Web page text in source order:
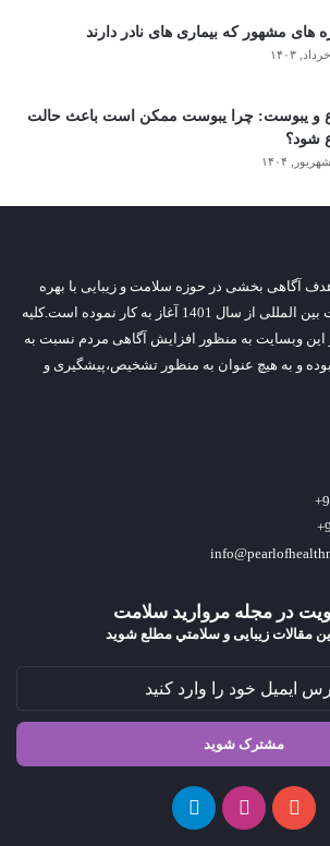
های مشهور که بیماری های نادر دارند
و یبوست: چرا یبوست ممکن است باعث حالت
شود؟
آگاهی بخشی در حوزه سلامت و زیبایی با بهره
گیری از معتبرترین مقالات بین المللی از سال 1401 آغاز به کار نموده است.کلیه
وبسایت به منظور افزایش آگاهی مردم نسبت به
و به هیچ عنوان به منظور تشخیص،پیشگیری و
در مجله مروارید سلامت
مقالات زیبایی و سلامتي مطلع شوید